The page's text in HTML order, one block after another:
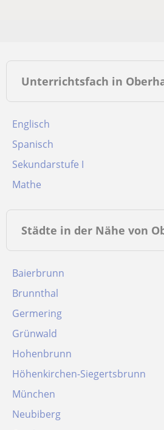
Unterrichtsfach in
Englisch
Spanisch
Sekundarstufe I
Mathe
Städte in der Nähe von
Baierbrunn
Brunnthal
Germering
Grünwald
Hohenbrunn
Höhenkirchen-Siegertsbrunn
München
Neubiberg